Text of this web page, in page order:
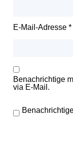
E-Mail-Adresse *
Benachrichtige
via E-Mail.